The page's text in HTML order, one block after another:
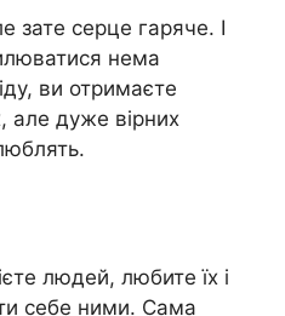
зате серце гаряче. І
нема
ви отримаєте
але дуже вірних
людей, любите їх і
себе ними. Сама